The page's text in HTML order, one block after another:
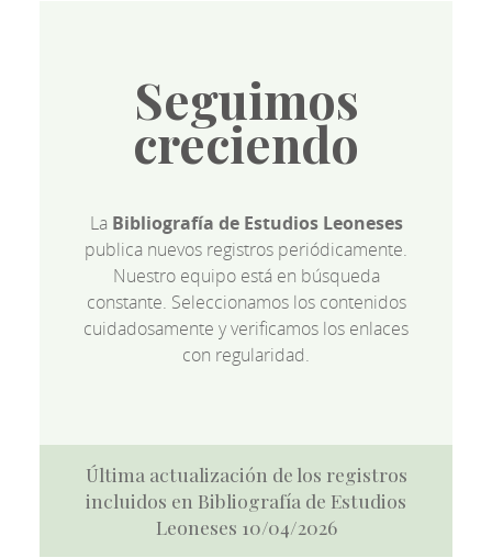
Seguimos
creciendo
La Bibliografía de Estudios Leoneses
publica nuevos registros periódicamente.
Nuestro equipo está en búsqueda
constante. Seleccionamos los contenidos
cuidadosamente y verificamos los enlaces
con regularidad.
Última actualización de los registros
incluidos en Bibliografía de Estudios
Leoneses 10/04/2026